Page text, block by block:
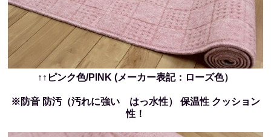
↑↑ピンク色/PINK (メーカー表記：ローズ色）
※防音 防汚（汚れに強い はっ水性） 保温性 クッション
性！